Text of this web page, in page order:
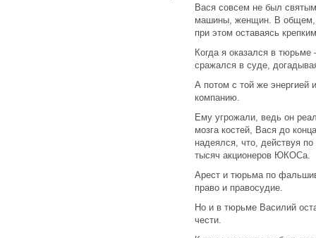
Вася совсем не был
машины, женщин. В общем,
при этом оставаясь
Когда я оказался в
сражался в суде,
А потом с той же энергией
компанию.
Ему угрожали, ведь он
мозга костей, Вася до
надеялся, что, действуя
тысяч акционеров ЮКОСа.
Арест и тюрьма по
право и правосудие.
Но и в тюрьме Василий
чести.